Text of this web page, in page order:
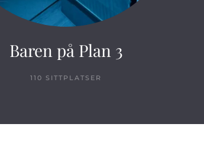
Baren på Plan 3
110 SITTPLATSER